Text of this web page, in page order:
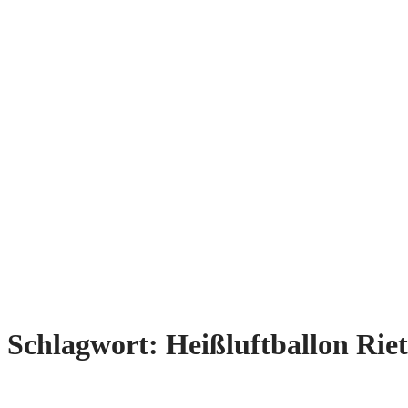
Schlagwort: Heißluftballon